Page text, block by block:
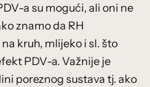
a su mogući, ali oni ne
znamo da RH
kruh, mlijeko i sl. što
PDV-a. Važnije je
poreznog sustava tj. ako